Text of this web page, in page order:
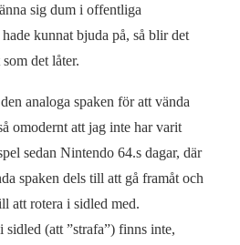
sig dum i offentliga
kunnat bjuda på, så blir det
det låter.
analoga spaken för att vända
omodernt att jag inte har varit
sedan Nintendo 64.s dagar, där
spaken dels till att gå framåt och
att rotera i sidled med.
(att ”strafa”) finns inte,